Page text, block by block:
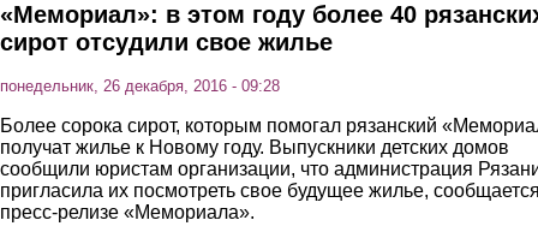
«Мемориал»: в этом году более 40
сирот отсудили свое жилье
понедельник, 26 декабря, 2016 - 09:28
Более сорока сирот, которым помогал рязанский
получат жилье к Новому году. Выпускники детских домов
сообщили юристам организации, что администрация
пригласила их посмотреть свое будущее жилье,
пресс-релизе «Мемориала».